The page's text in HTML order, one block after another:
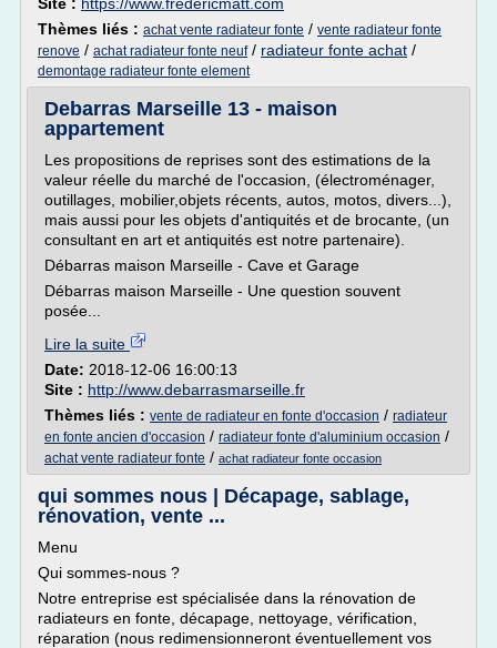
Thèmes liés : achat vente radiateur fonte / vente radiateur fonte
renove / achat radiateur fonte neuf/ radiateur fonte achat /
demontage radiateur fonte element
Debarras Marseille 13 - maison
appartement
Les propositions de reprises sont des estimations de la
valeur réelle du marché de l'occasion, (électroménager,
outillages, mobilier,objets récents, autos, motos, divers...),
mais aussi pour les objets d'antiquités et de brocante, (un
consultant en art et antiquités est notre partenaire).
Débarras maison Marseille - Cave et Garage
Débarras maison Marseille - Une question souvent
posée...
Lire la suite
Date: 2018-12-06 16:00:13
Site : http://www.debarrasmarseille.fr
Thèmes liés : vente de radiateur en fonte d'occasion / radiateur
en fonte ancien d'occasion / radiateur fonte d'aluminium occasion /
achat vente radiateur fonte / achat radiateur fonte occasion
qui sommes nous | Décapage, sablage,
rénovation, vente ...
Menu
Qui sommes-nous ?
Notre entreprise est spécialisée dans la rénovation de
radiateurs en fonte, décapage, nettoyage, vérification,
réparation (nous redimensionneront éventuellement vos